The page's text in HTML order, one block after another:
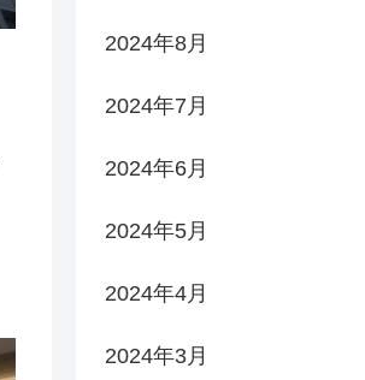
2024年8月
2024年7月
2024年6月
2024年5月
2024年4月
2024年3月